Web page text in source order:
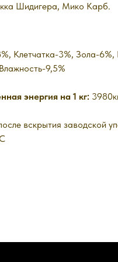
Шидигера, Мико Карб.
Клетчатка-3%, Зола-
9,5%
энергия на 1 кг:
вскрытия заводской